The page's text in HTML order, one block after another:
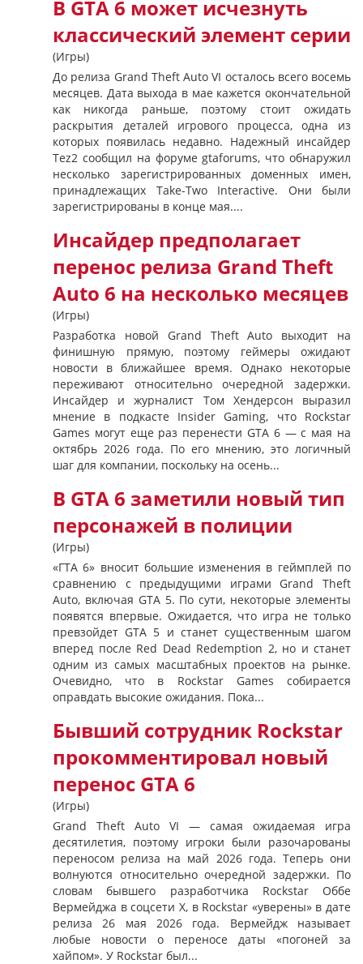
В GTA 6 может исчезнуть
классический элемент серии
(Игры)
До релиза Grand Theft Auto VI осталось всего восемь
месяцев. Дата выхода в мае кажется окончательной
как никогда раньше, поэтому стоит ожидать
раскрытия деталей игрового процесса, одна из
которых появилась недавно. Надежный инсайдер
Tez2 сообщил на форуме gtaforums, что обнаружил
несколько зарегистрированных доменных имен,
принадлежащих Take-Two Interactive. Они были
зарегистрированы в конце мая....
Инсайдер предполагает
перенос релиза Grand Theft
Auto 6 на несколько месяцев
(Игры)
Разработка новой Grand Theft Auto выходит на
финишную прямую, поэтому геймеры ожидают
новости в ближайшее время. Однако некоторые
переживают относительно очередной задержки.
Инсайдер и журналист Том Хендерсон выразил
мнение в подкасте Insider Gaming, что Rockstar
Games могут еще раз перенести GTA 6 — с мая на
октябрь 2026 года. По его мнению, это логичный
шаг для компании, поскольку на осень...
В GTA 6 заметили новый тип
персонажей в полиции
(Игры)
«ГТА 6» вносит большие изменения в геймплей по
сравнению с предыдущими играми Grand Theft
Auto, включая GTA 5. По сути, некоторые элементы
появятся впервые. Ожидается, что игра не только
превзойдет GTA 5 и станет существенным шагом
вперед после Red Dead Redemption 2, но и станет
одним из самых масштабных проектов на рынке.
Очевидно, что в Rockstar Games собирается
оправдать высокие ожидания. Пока...
Бывший сотрудник Rockstar
прокомментировал новый
перенос GTA 6
(Игры)
Grand Theft Auto VI — самая ожидаемая игра
десятилетия, поэтому игроки были разочарованы
переносом релиза на май 2026 года. Теперь они
волнуются относительно очередной задержки. По
словам бывшего разработчика Rockstar Оббе
Вермейджа в соцсети X, в Rockstar «уверены» в дате
релиза 26 мая 2026 года. Вермейдж называет
любые новости о переносе даты «погоней за
хайпом». У Rockstar был...